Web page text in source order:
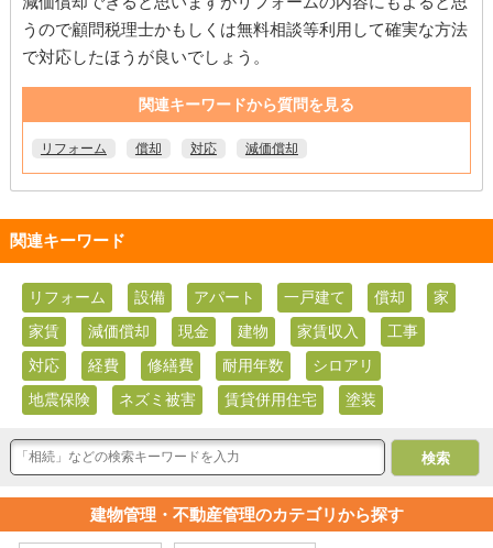
うので顧問税理士かもしくは無料相談等利用して確実な方法
で対応したほうが良いでしょう。
関連キーワードから質問を見る
リフォーム 償却 対応 減価償却
関連キーワード
リフォーム 設備 アパート 一戸建て 償却
家
家賃
減価償却 現金 建物 家賃収入
工事
対応
経費 修繕費 耐用年数
シロアリ
地震保険
ネズミ被害 賃貸併用住宅 塗装
建物管理・不動産管理のカテゴリから探す